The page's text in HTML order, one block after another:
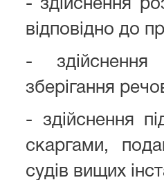
- здійснення
відповідно до
- здійснення
зберігання
- здійснення
скаргами,
судів вищих